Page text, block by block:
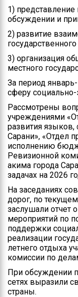
1)
обсуждении и
2) развитие
3) организация
местного
За период
сферу
Рассмотрены
учреждениями
развития языков,
Сарани», «Отдел
исполнению
Ревизионной
акима города
задачах на 2026
На заседаниях
дорог, по
заслушали отчет
мероприятий по
поддержки
реализации
летнего отдыха
комиссии по
При обсуждении
сетях выразили
страны.